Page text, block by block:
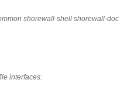
shorewall-shell shorewall-doc
interfaces: